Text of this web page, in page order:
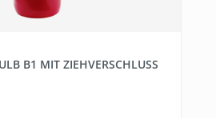
B1 MIT ZIEHVERSCHLUSS